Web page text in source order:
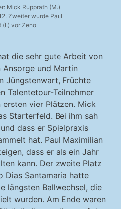
Mick Rupprath (M.)
Zweiter wurde Paul
(l.) vor Zeno
die sehr gute Arbeit von
Ansorge und Martin
Jüngstenwart, Früchte
Talentetour-Teilnehmer
vier Plätzen. Mick
Starterfeld. Bei ihm sah
dass er Spielpraxis
hat. Paul Maximilian
dass er als ein Jahr
kann. Der zweite Platz
Dias Santamaria hatte
längsten Ballwechsel, die
wurden. Am Ende waren